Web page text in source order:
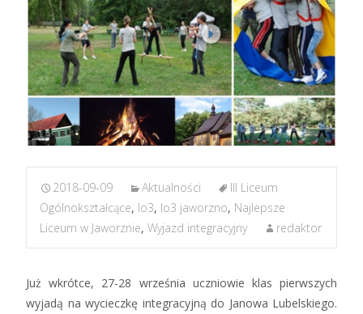
2018-09-09 Aktualności
III Liceum
Ogólnokształcące, lo3, lo3 jaworzno, Najlepsze
Liceum w Jaworznie, Wyjazd integracyjny redaktor
Już wkrótce, 27-28 września uczniowie klas pierwszych
wyjadą na wycieczkę integracyjną do Janowa Lubelskiego.